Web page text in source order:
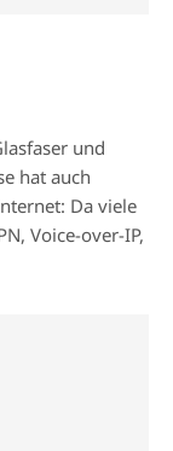
und
hat auch
Da viele
Voice-over-IP,